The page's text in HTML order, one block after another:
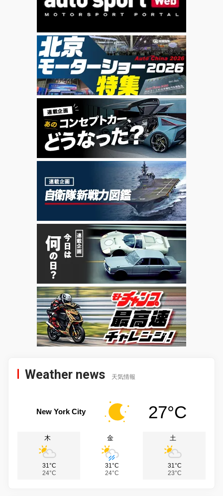
Weather news 天気情報
New York City 27°C
木
31°C
24°C
金
31°C
24°C
土
31°C
23°C